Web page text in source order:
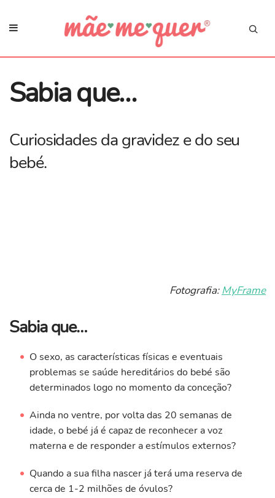
Sabia que…
Curiosidades da gravidez e do seu
bebé.
Fotografia:MyFrame
Sabia que…
O sexo, as características físicas e eventuais
problemas se saúde hereditários do bebé são
determinados logo no momento da conceção?
Ainda no ventre, por volta das 20 semanas de
idade, o bebé já é capaz de reconhecer a voz
materna e de responder a estímulos externos?
Quando a sua filha nascer já terá uma reserva de
cerca de 1-2 milhões de óvulos?